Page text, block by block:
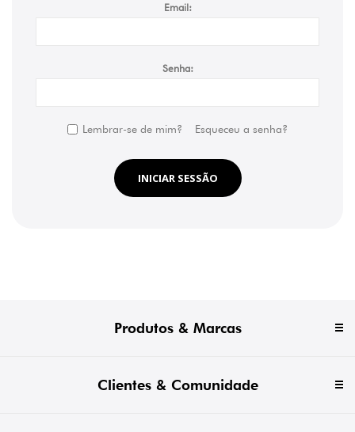
Email:
Senha:
Lembrar-se de mim? Esqueceu a senha?
INICIAR SESSÃO
Produtos & Marcas
Clientes & Comunidade